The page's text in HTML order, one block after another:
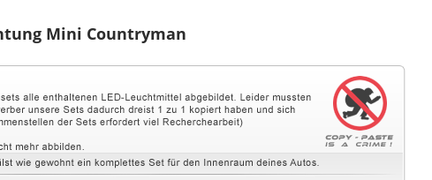
Mini Countryman